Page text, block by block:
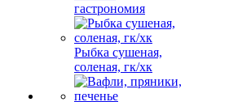
гастрономия
Рыбка сушеная,
соленая, гк/хк